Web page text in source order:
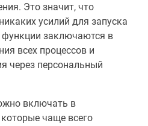
Это значит, что
усилий для запуска
функции заключаются в
всех процессов и
через персональный
включать в
чаще всего